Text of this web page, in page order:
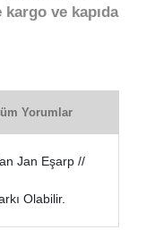
ve kapıda
Yorumlar
Jan Eşarp //
Olabilir.